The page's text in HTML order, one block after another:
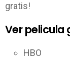
gratis!
Ver pelicula
HBO